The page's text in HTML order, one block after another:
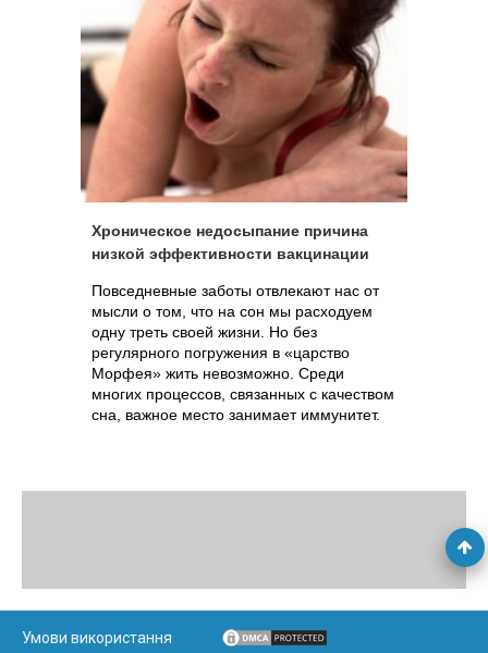
внимания со стороны медицины, однако,
как утверждают американские
исследователи, в ближайшие годы
количество таких людей значительно
возрастет, поскольку стареют те, кто был
молод в начале и середине 80-х годов –
именно по ним и пришелся основной
удар тогда еще малоизвестной и
малоизученной болезни.
Хроническое недосыпание причина
низкой эффективности вакцинации
Повседневные заботы отвлекают нас от
мысли о том, что на сон мы расходуем
одну треть своей жизни. Но без
регулярного погружения в «царство
Морфея» жить невозможно. Среди
многих процессов, связанных с качеством
сна, важное место занимает иммунитет.
Умови використання